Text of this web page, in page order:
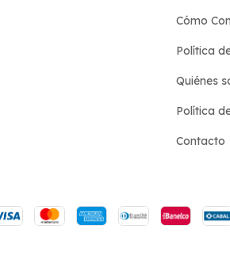
Cómo
Política
Quiénes
Política
Contacto